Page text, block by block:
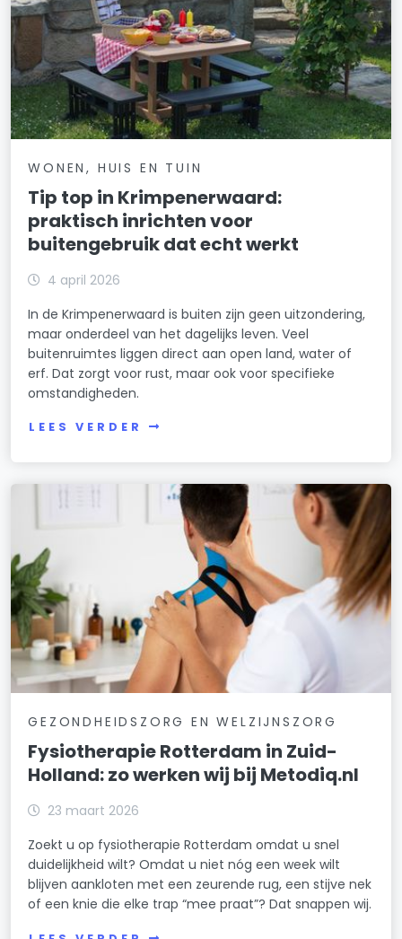
WONEN, HUIS EN TUIN
Tip top in Krimpenerwaard:
praktisch inrichten voor
buitengebruik dat echt werkt
4 april 2026
In de Krimpenerwaard is buiten zijn geen uitzondering,
maar onderdeel van het dagelijks leven. Veel
buitenruimtes liggen direct aan open land, water of
erf. Dat zorgt voor rust, maar ook voor specifieke
omstandigheden.
LEES VERDER
GEZONDHEIDSZORG EN WELZIJNSZORG
Fysiotherapie Rotterdam in Zuid-
Holland: zo werken wij bij Metodiq.nl
23 maart 2026
Zoekt u op fysiotherapie Rotterdam omdat u snel
duidelijkheid wilt? Omdat u niet nóg een week wilt
blijven aankloten met een zeurende rug, een stijve nek
of een knie die elke trap “mee praat”? Dat snappen wij.